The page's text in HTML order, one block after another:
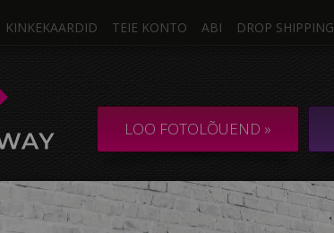
KINKEKAARDID TEIE KONTO ABI DROP SHIPPING
LOO FOTOLÕUEND »
FOTOLÕUEND / MULTILÕUEND 1